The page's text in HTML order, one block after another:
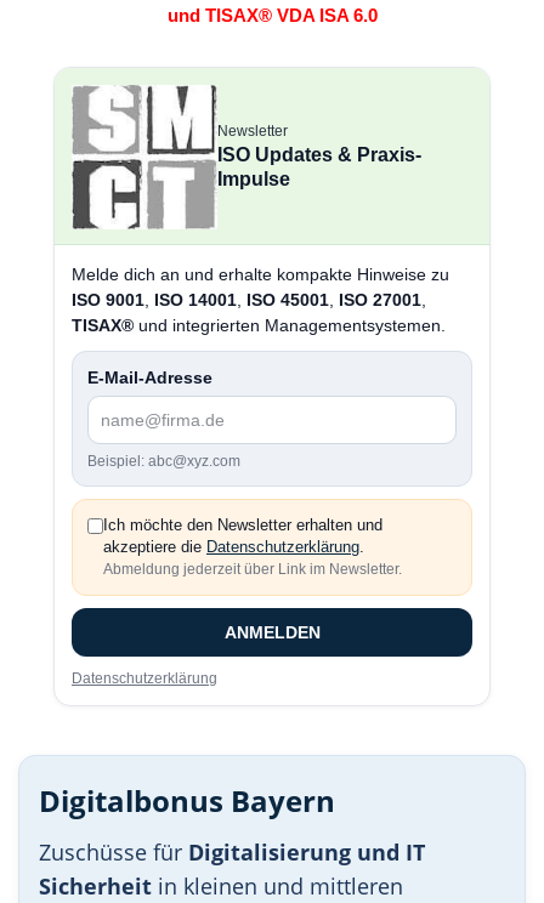
und TISAX® VDA ISA 6.0
Newsletter
ISO Updates & Praxis-
Impulse
Melde dich an und erhalte kompakte Hinweise zu
ISO 9001 ISO 14001 ISO 45001 ISO 27001
TISAX® und integrierten Managementsystemen.
E-Mail-Adresse
Beispiel: abc@xyz.com
Ich möchte den Newsletter erhalten und
akzeptiere die Datenschutzerklärung.
Abmeldung jederzeit über Link im Newsletter.
ANMELDEN
Datenschutzerklärung
Digitalbonus Bayern
Zuschüsse für Digitalisierung und IT
Sicherheit in kleinen und mittleren